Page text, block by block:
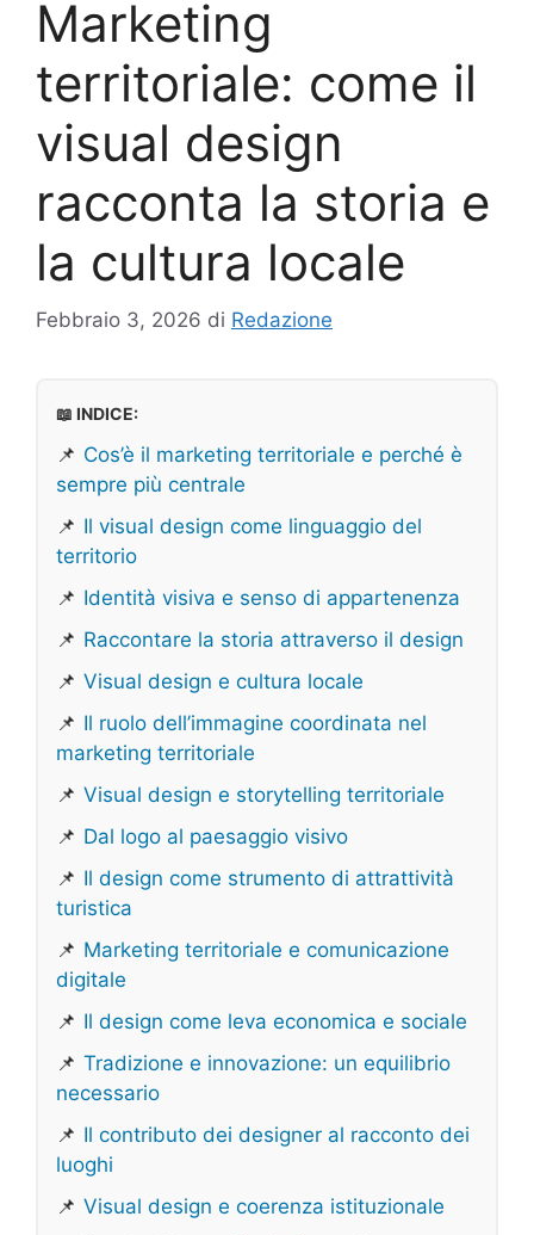
Marketing
territoriale: come il
visual design
racconta la storia e
la cultura locale
Febbraio 3, 2026 di Redazione
📖 INDICE:
📌 Cos’è il marketing territoriale e perché è
sempre più centrale
📌 Il visual design come linguaggio del
territorio
📌 Identità visiva e senso di appartenenza
📌 Raccontare la storia attraverso il design
📌 Visual design e cultura locale
📌 Il ruolo dell’immagine coordinata nel
marketing territoriale
📌 Visual design e storytelling territoriale
📌 Dal logo al paesaggio visivo
📌 Il design come strumento di attrattività
turistica
📌 Marketing territoriale e comunicazione
digitale
📌 Il design come leva economica e sociale
📌 Tradizione e innovazione: un equilibrio
necessario
📌 Il contributo dei designer al racconto dei
luoghi
📌 Visual design e coerenza istituzionale